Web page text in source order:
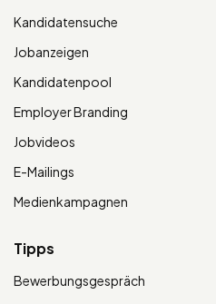
Kandidatensuche
Jobanzeigen
Kandidatenpool
Employer Branding
Jobvideos
E-Mailings
Medienkampagnen
Tipps
Bewerbungsgespräch